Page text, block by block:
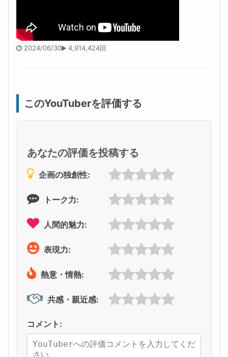
2024/06/30 4,914,424回
このYouTuberを評価する
あなたの評価を投稿する
企画の独創性:
トーク力:
人間的魅力:
表現力:
熱意・情熱:
共感・親近感:
コメント: